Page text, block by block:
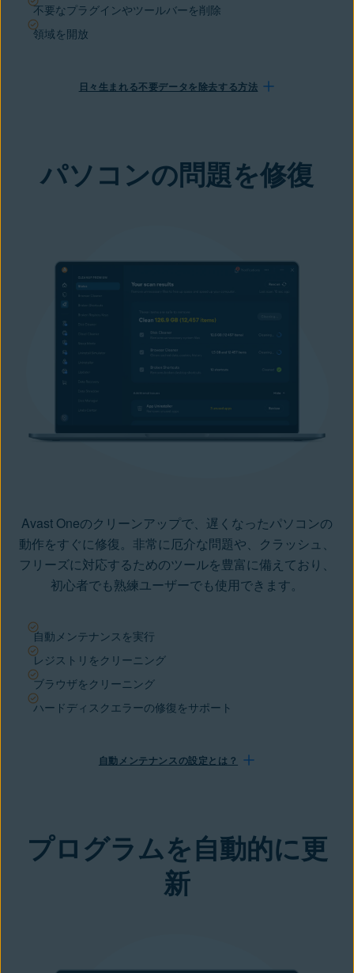
不要なプラグインやツールバーを削除
領域を開放
日々生まれる不要データを除去する方法
パソコンの問題を修復
Avast Oneのクリーンアップで、遅くなったパソコンの
動作をすぐに修復。非常に厄介な問題や、クラッシュ、
フリーズに対応するためのツールを豊富に備えており、
初心者でも熟練ユーザーでも使用できます。
自動メンテナンスを実行
レジストリをクリーニング
ブラウザをクリーニング
ハードディスクエラーの修復をサポート
自動メンテナンスの設定とは？
プログラムを自動的に更
新